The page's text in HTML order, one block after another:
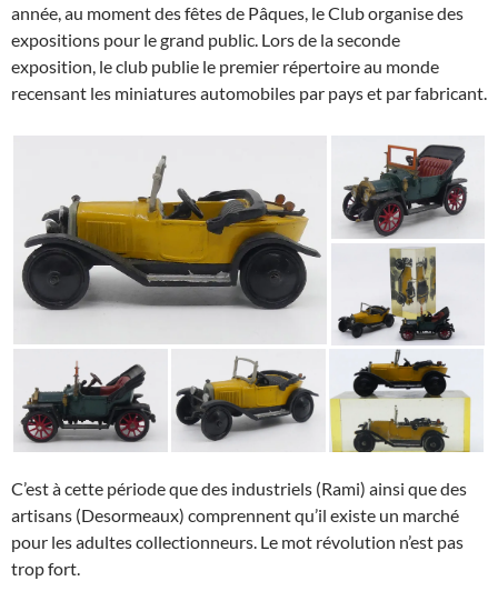
année, au moment des fêtes de Pâques, le Club organise des
expositions pour le grand public. Lors de la seconde
exposition, le club publie le premier répertoire au monde
recensant les miniatures automobiles par pays et par fabricant.
C’est à cette période que des industriels (Rami) ainsi que des
artisans (Desormeaux) comprennent qu’il existe un marché
pour les adultes collectionneurs. Le mot révolution n’est pas
trop fort.